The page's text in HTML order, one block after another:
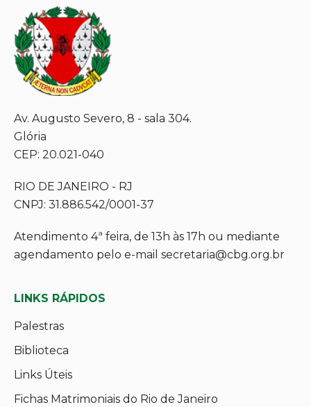
Av. Augusto Severo, 8 - sala 304.
Glória
CEP: 20.021-040
RIO DE JANEIRO - RJ
CNPJ: 31.886.542/0001-37
Atendimento 4ª feira, de 13h às 17h ou mediante
agendamento pelo e-mail secretaria@cbg.org.br
LINKS RÁPIDOS
Palestras
Biblioteca
Links Úteis
Fichas Matrimoniais do Rio de Janeiro